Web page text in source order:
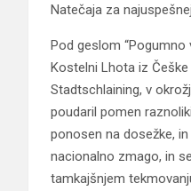
Natečaja za
Pod geslom
Kostelni Lhota iz Češke
Stadtschlaining, v
poudaril pomen
ponosen na dosežke,
nacionalno zmago, in
tamkajšnjem